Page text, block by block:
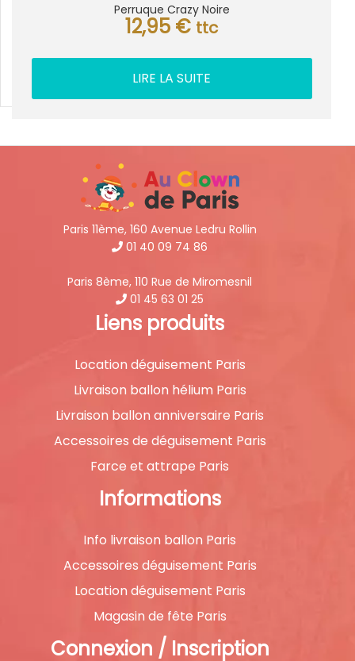
Perruque Crazy Noire
12,95 € ttc
LIRE LA SUITE
Paris 11ème, 160 Avenue Ledru Rollin
01 40 09 74 86
Paris 8ème, 110 Rue de Miromesnil
01 45 63 01 25
Liens produits
Location déguisement Paris
Livraison ballon hélium Paris
Livraison ballon anniversaire Paris
Accessoires de déguisement Paris
Farce et attrape Paris
Informations
Info livraison ballon Paris
Accessoires déguisement Paris
Location déguisement Paris
Magasin de fête Paris
Connexion / Inscription